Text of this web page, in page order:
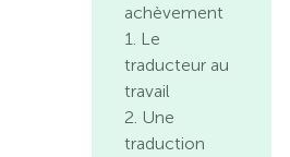
achèvement
1. Le
traducteur au
travail
2. Une
traduction